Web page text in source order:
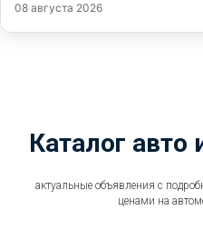
08 августа 2026
Каталог
актуальные объявления с
ценами на